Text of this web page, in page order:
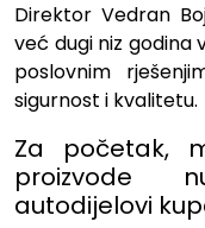
Direktor Vedran
već dugi niz godina
poslovnim
sigurnost i kvalitetu.
Za početak,
proizvode
autodijelovi